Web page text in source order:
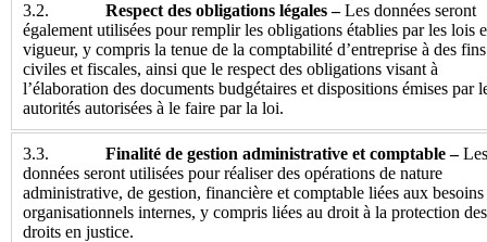
3.2. Respect des obligations légales –Les données seront
également utilisées pour remplir les obligations établies par les lois
vigueur, y compris la tenue de la comptabilité d’entreprise à des fins
civiles et fiscales, ainsi que le respect des obligations visant à
l’élaboration des documents budgétaires et dispositions émises par
autorités autorisées à le faire par la loi.
3.3. Finalité de gestion administrative et comptable –Les
données seront utilisées pour réaliser des opérations de nature
administrative, de gestion, financière et comptable liées aux besoins
organisationnels internes, y compris liées au droit à la protection des
droits en justice.